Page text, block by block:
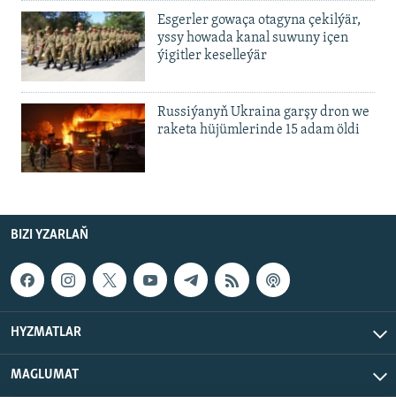
Esgerler gowaça otagyna çekilýär,
yssy howada kanal suwuny içen
ýigitler keselleýär
Russiýanyň Ukraina garşy dron we
raketa hüjümlerinde 15 adam öldi
BIZI YZARLAŇ
HYZMATLAR
MAGLUMAT